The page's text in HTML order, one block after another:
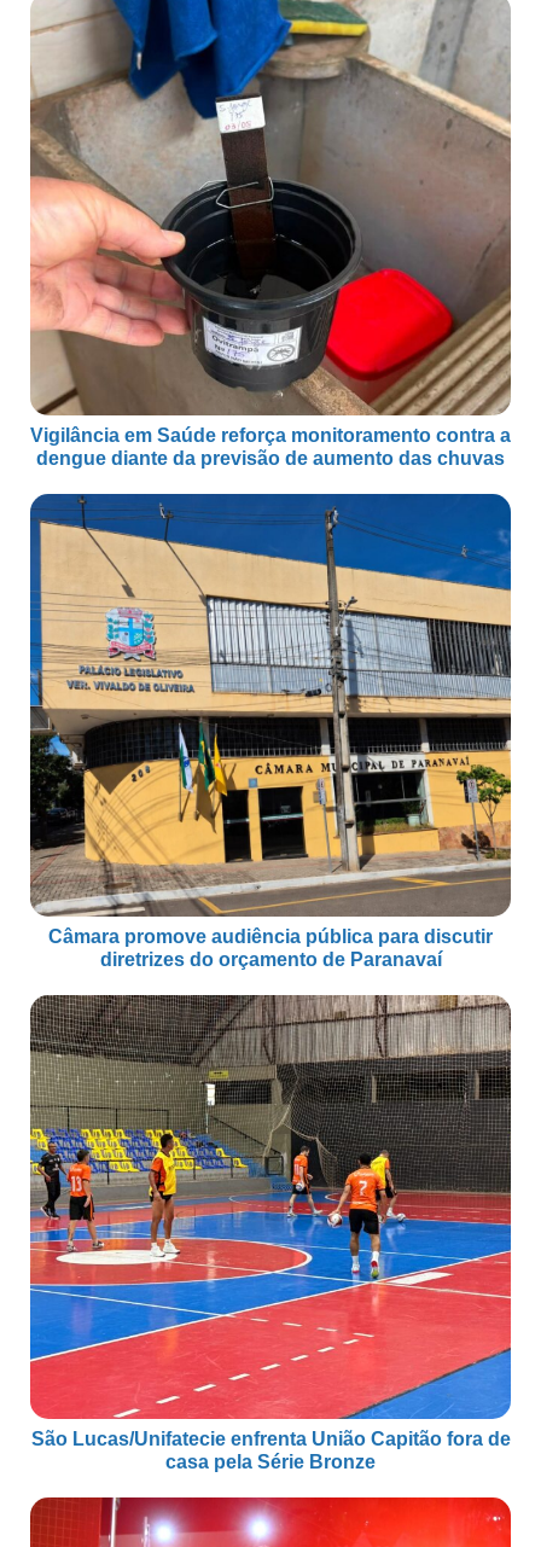
Vigilância em Saúde reforça monitoramento contra a
dengue diante da previsão de aumento das chuvas
Câmara promove audiência pública para discutir
diretrizes do orçamento de Paranavaí
São Lucas/Unifatecie enfrenta União Capitão fora de
casa pela Série Bronze